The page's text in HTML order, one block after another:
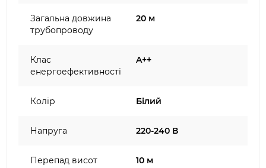
Загальна довжина
трубопроводу
20 м
Клас
енергоефективності
A++
Колір Білий
Напруга 220-240 В
Перепад висот 10 м